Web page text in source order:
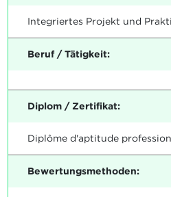
Integriertes Projekt und
Beruf / Tätigkeit:
Diplom / Zertifikat:
Diplôme d'aptitude
Bewertungsmethoden: